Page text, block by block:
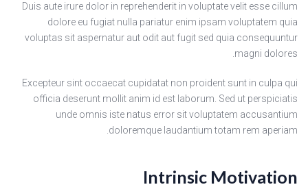
Duis aute irure dolor in reprehenderit in voluptate velit esse cillum
dolore eu fugiat nulla pariatur enim ipsam voluptatem quia
voluptas sit aspernatur aut odit aut fugit sed quia consequuntur
magni dolores.
Excepteur sint occaecat cupidatat non proident sunt in culpa qui
officia deserunt mollit anim id est laborum. Sed ut perspiciatis
unde omnis iste natus error sit voluptatem accusantium
doloremque laudantium totam rem aperiam.
Intrinsic Motivation